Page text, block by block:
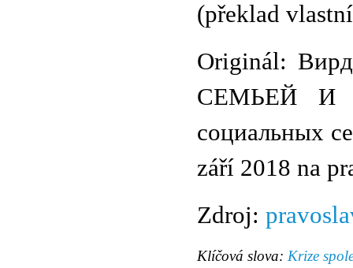
(překlad
Originál:
СЕМЬЕЙ И
социальных
září 2018 na
Zdroj:
Klíčová slova: Krize